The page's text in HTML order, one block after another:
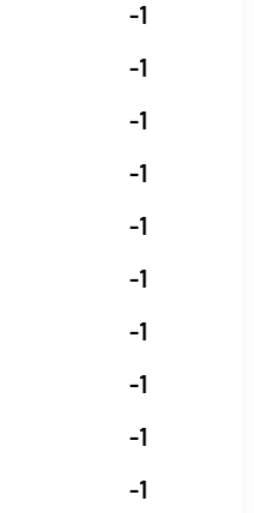
-1
-1
-1
-1
-1
-1
-1
-1
-1
-1